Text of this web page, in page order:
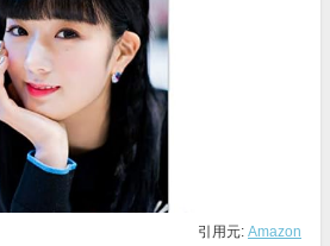
引用元: Amazon